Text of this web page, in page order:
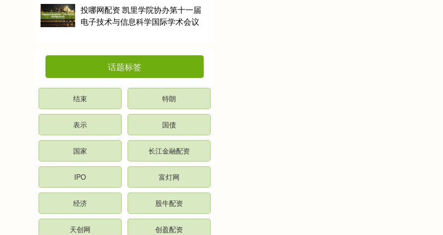
投哪网配资 凯里学院协办第十一届
电子技术与信息科学国际学术会议
话题标签
结束 特朗
表示 国债
国家 长江金融配资
IPO 富灯网
经济 股牛配资
天创网 创盈配资